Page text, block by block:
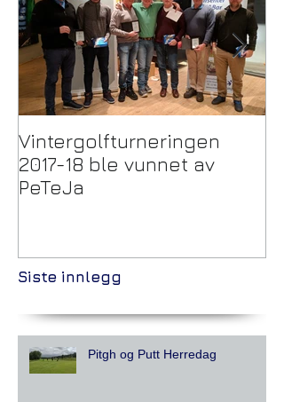
Vintergolfturneringen
2017-18 ble vunnet av
PeTeJa
Siste innlegg
Pitgh og Putt Herredag